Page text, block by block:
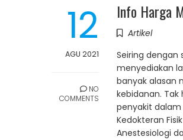
12
AGU 2021
NO
COMMENTS
Info Harga
Artikel
Seiring dengan
menyediakan
banyak alasan
kebidanan.
penyakit dalam
Kedokteran
Anestesiologi